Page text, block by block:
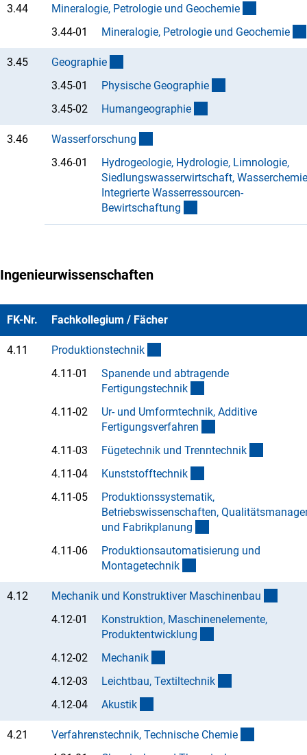
3.44 Mineralogie, Petrologie und Geochemie
3.44-01
Mineralogie, Petrologie und Geochemie
3.45 Geographie
3.45-01
Physische Geographie
3.45-02
Humangeographie
3.46 Wasserforschung
3.46-01
Hydrogeologie, Hydrologie, Limnologie,
Siedlungswasserwirtschaft,
Integrierte Wasserressourcen-
Bewirtschaftung
Ingenieurwissenschaften
FK-Nr. Fachkollegium / Fächer
4.11 Produktionstechnik
4.11-01
Spanende und abtragende
Fertigungstechnik
4.11-02
Ur- und Umformtechnik, Additive
Fertigungsverfahren
4.11-03
Fügetechnik und Trenntechnik
4.11-04
Kunststofftechnik
4.11-05
Produktionssystematik,
Betriebswissenschaften,
und Fabrikplanung
4.11-06
Produktionsautomatisierung und
Montagetechnik
4.12 Mechanik und Konstruktiver Maschinenbau
4.12-01
Konstruktion, Maschinenelemente,
Produktentwicklung
4.12-02
Mechanik
4.12-03
Leichtbau, Textiltechnik
4.12-04
Akustik
4.21 Verfahrenstechnik, Technische Chemie